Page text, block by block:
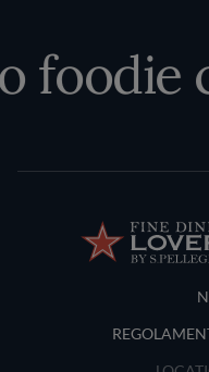
foodie
Terms and